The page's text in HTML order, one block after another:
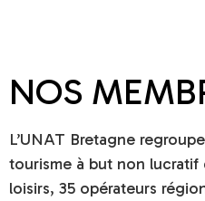
NOS
L’UNAT Bretagne
tourisme à but non lucratif
loisirs, 35 opérateurs